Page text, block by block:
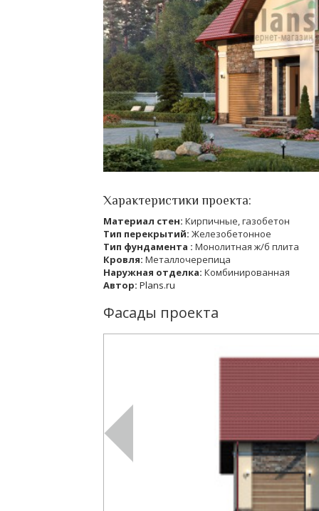
Характеристики проекта:
Материал стен: Кирпичные, газобетон
Тип перекрытий: Железобетонное
Тип фундамента : Монолитная ж/б плита
Кровля: Металлочерепица
Наружная отделка: Комбинированная
Автор: Plans.ru
Фасады проекта